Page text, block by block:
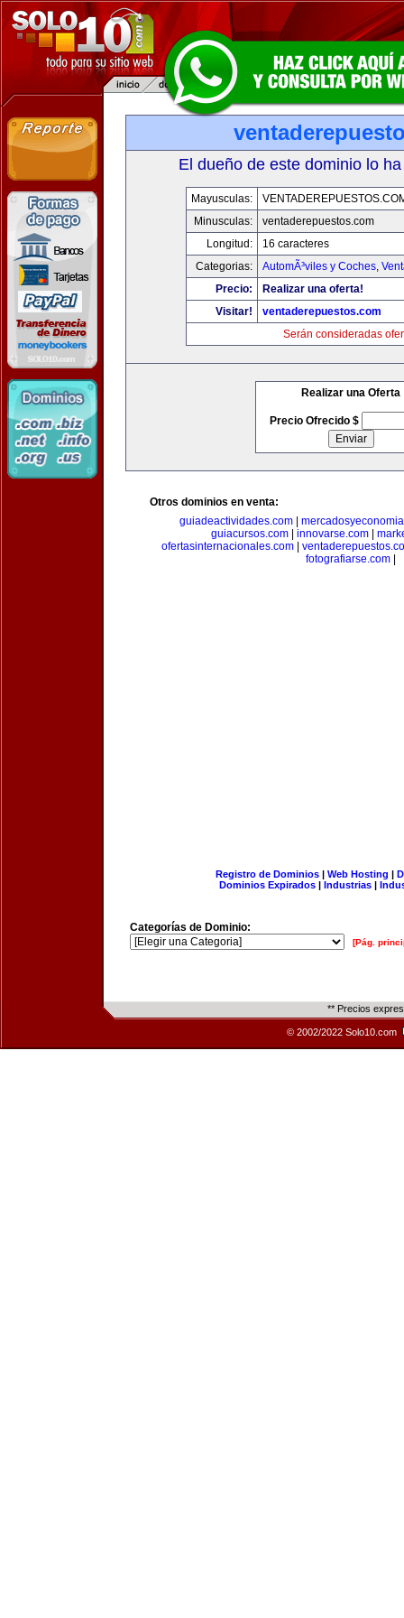
El dueño de este dominio lo
Mayusculas:
Minusculas:
ventaderepuestos.com
Longitud:
16 caracteres
Categorias:
AutomÃ³viles y Coches,
Precio:
Realizar una oferta!
Visitar!
ventaderepuestos.com
Serán consideradas
Realizar una Oferta
Precio Ofrecido $
Otros dominios en venta:
guiadeactividades.com|
guiacursos.com| innovarse.com|
ofertasinternacionales.com|
fotografiarse.com
Registro de Dominios| Web Hosting |
Dominios Expirados | Industrias |
Categorías de Dominio:
[Pág.
** Precios
© 2002/2022 Solo10.com